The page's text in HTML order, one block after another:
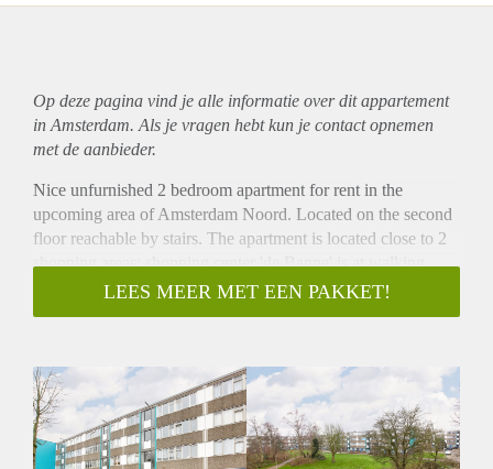
Op deze pagina vind je alle informatie over ditappartement
in Amsterdam. Als je vragen hebt kun je contact opnemen
met de aanbieder.
Nice unfurnished 2 bedroom apartment for rent in the
upcoming area of Amsterdam Noord. Located on the second
floor reachable by stairs. The apartment is located close to 2
shopping areas: shopping center 'de Banne' is at walking
distance. The bigger shopping area and the metro station
'Noord' are only a few minutes by bike and easy to reach by
- 2 bedrooms (sharing possible with maximum 2 persons)
- 75m2
- Fully equipped kitchen
- Livingroom with open kitchen
LEES MEER MET EEN PAKKET!